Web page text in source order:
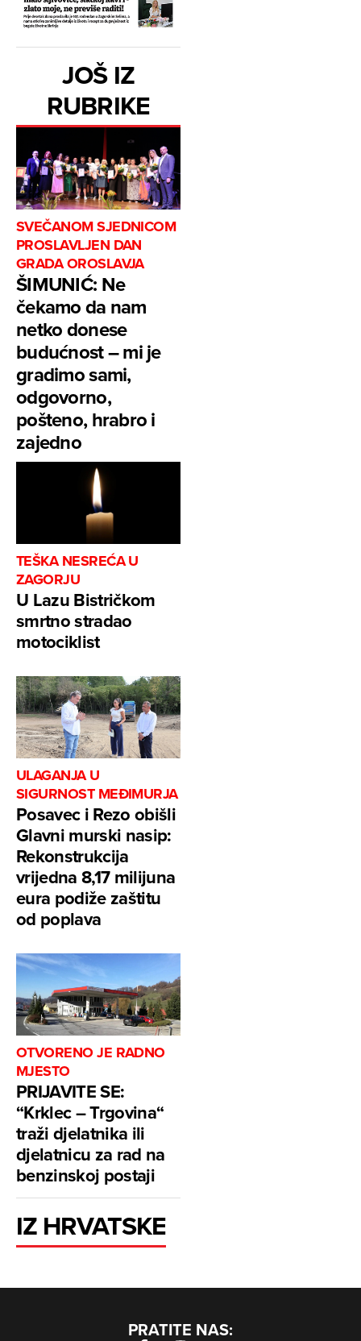
JOŠ IZ
RUBRIKE
SVEČANOM SJEDNICOM
PROSLAVLJEN DAN
GRADA OROSLAVJA
ŠIMUNIĆ: Ne
čekamo da nam
netko donese
budućnost – mi je
gradimo sami,
odgovorno,
pošteno, hrabro i
zajedno
TEŠKA NESREĆA U
ZAGORJU
U Lazu Bistričkom
smrtno stradao
motociklist
ULAGANJA U
SIGURNOST MEĐIMURJA
Posavec i Rezo obišli
Glavni murski nasip:
Rekonstrukcija
vrijedna 8,17 milijuna
eura podiže zaštitu
od poplava
OTVORENO JE RADNO
MJESTO
PRIJAVITE SE:
“Krklec – Trgovina“
traži djelatnika ili
djelatnicu za rad na
benzinskoj postaji
IZ HRVATSKE
PRATITE NAS: